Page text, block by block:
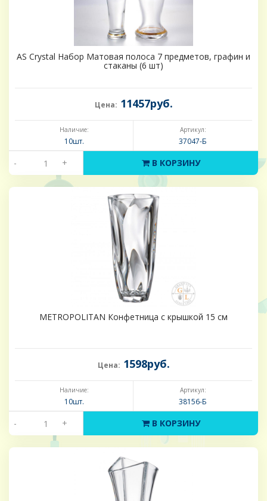
AS Crystal Набор Матовая полоса 7 предметов, графин и
стаканы (6 шт)
Цена: 11457руб.
Наличие:
10шт.
Артикул:
37047-Б
- + В КОРЗИНУ
METROPOLITAN Конфетница с крышкой 15 см
Цена: 1598руб.
Наличие:
10шт.
Артикул:
38156-Б
- + В КОРЗИНУ